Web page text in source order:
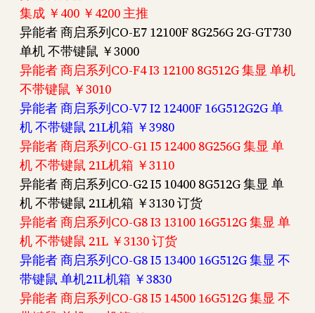
集成 ￥400 ￥4200 主推
异能者 商启系列CO-E7 12100F 8G256G 2G-GT730
单机 不带键鼠 ￥3000
异能者 商启系列CO-F4 I3 12100 8G512G 集显 单机
不带键鼠 ￥3010
异能者 商启系列CO-V7 I2 12400F 16G512G2G 单
机 不带键鼠 21L机箱 ￥3980
异能者 商启系列CO-G1 I5 12400 8G256G 集显 单
机 不带键鼠 21L机箱 ￥3110
异能者 商启系列CO-G2 I5 10400 8G512G 集显 单
机 不带键鼠 21L机箱 ￥3130 订货
异能者 商启系列CO-G8 I3 13100 16G512G 集显 单
机 不带键鼠 21L ￥3130 订货
异能者 商启系列CO-G8 I5 13400 16G512G 集显 不
带键鼠 单机21L机箱 ￥3830
异能者 商启系列CO-G8 I5 14500 16G512G 集显 不